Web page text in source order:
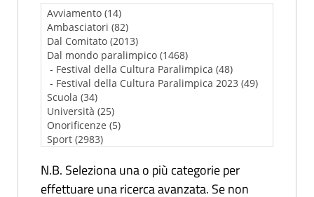
N.B. Seleziona una o più categorie per
effettuare una ricerca avanzata. Se non